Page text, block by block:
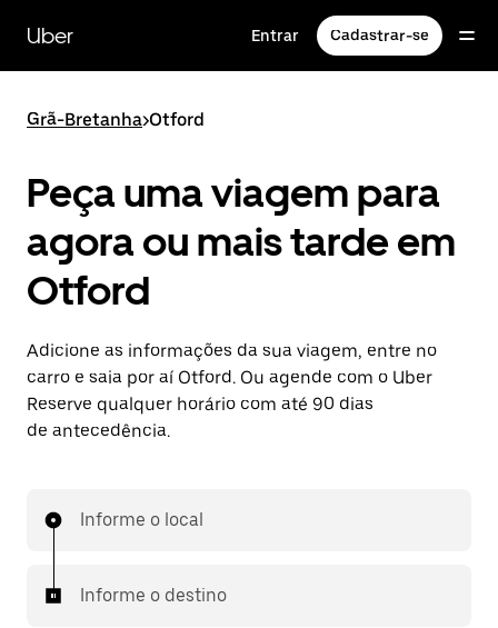
para
conteúdo
Uber Entrar Cadastrar-se
Grã-Bretanha>Otford
Peça uma viagem para
agora ou mais tarde em
Otford
Adicione as informações da sua viagem, entre no
carro e saia por aí Otford. Ou agende com o Uber
Reserve qualquer horário com até 90 dias
de antecedência.
Informe o local
Informe o destino